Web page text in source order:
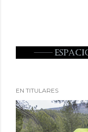
EN TITULARES